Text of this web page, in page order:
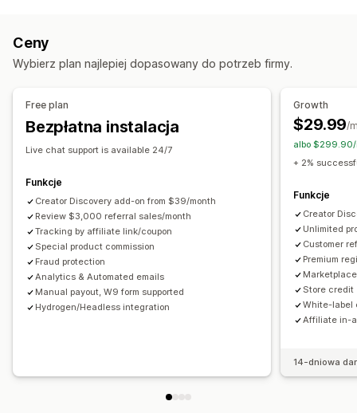
Bonusy związane z wydajnością
Tantiemy Korzyści progowe
Zarządzanie poleceniami
Śledzenie osiągnięć
Linki afiliacyjne
Zbiorcze generowanie linków
Śledzenie wielopoziomowe
Wyskakujące okienka po zakupie Śledzenie produktów
Ochrona przed oszustwami
Śledzenie w czasie rzeczywistym
Doświadczenia związane z programem afiliacyjnym
Niestandardowe pulpity Niestandardowa rejestracja
Portal marki
Niestandardowe linki i rabaty
Nagrody, które można zaoferować
Ceny
Wybierz plan najlepiej dopasowany do potrzeb firmy.
Free plan
Bezpłatna instalacja
Live chat support is available 24/7
Funkcje
Creator Discovery add-on from $39/month
Review $3,000 referral sales/month
Tracking by affiliate link/coupon
Special product commission
Fraud protection
Analytics & Automated emails
Manual payout, W9 form supported
Hydrogen/Headless integration
Growth
$29.99/
albo $299.90/
+ 2%
Funkcje
Creator
Unlimited
Customer
Premium
Store credit
White-label
Affiliate in-
14-dniowa